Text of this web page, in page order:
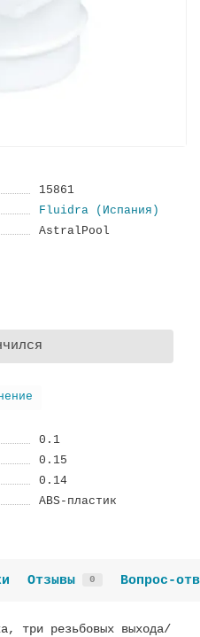
15861
Fluidra (Испания)
AstralPool
0.1
0.15
0.14
ABS-пластик
Отзывы 0 Вопрос-
три резьбовых выхода/